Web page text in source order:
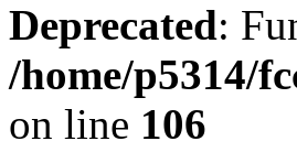
Deprecated:
/home/p5314/
on line 106